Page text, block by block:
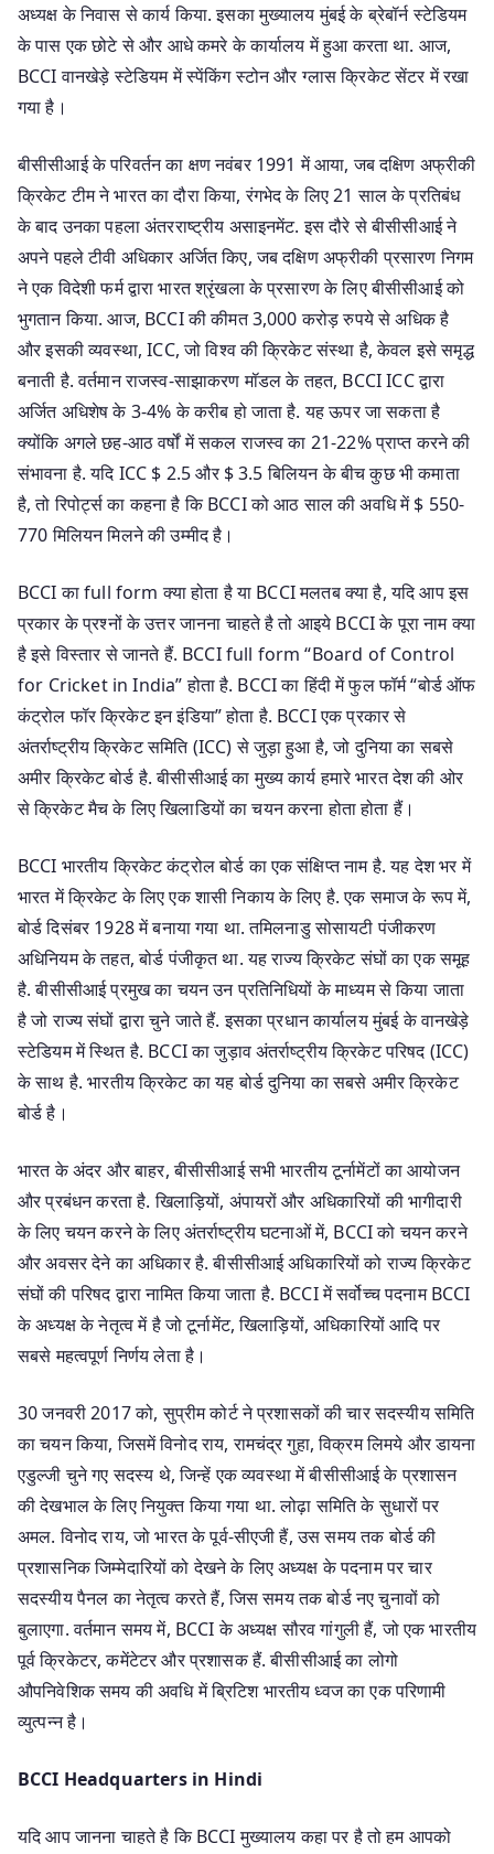
अध्यक्ष के निवास से कार्य किया. इसका मुख्यालय मुंबई के ब्रेबॉर्न स्टेडियम
के पास एक छोटे से और आधे कमरे के कार्यालय में हुआ करता था. आज,
BCCI वानखेड़े स्टेडियम में स्पेंकिंग स्टोन और ग्लास क्रिकेट सेंटर में रखा
गया है।
बीसीसीआई के परिवर्तन का क्षण नवंबर 1991 में आया, जब दक्षिण अफ्रीकी
क्रिकेट टीम ने भारत का दौरा किया, रंगभेद के लिए 21 साल के प्रतिबंध
के बाद उनका पहला अंतरराष्ट्रीय असाइनमेंट. इस दौरे से बीसीसीआई ने
अपने पहले टीवी अधिकार अर्जित किए, जब दक्षिण अफ्रीकी प्रसारण निगम
ने एक विदेशी फर्म द्वारा भारत श्रृंखला के प्रसारण के लिए बीसीसीआई को
भुगतान किया. आज, BCCI की कीमत 3,000 करोड़ रुपये से अधिक है
और इसकी व्यवस्था, ICC, जो विश्व की क्रिकेट संस्था है, केवल इसे समृद्ध
बनाती है. वर्तमान राजस्व-साझाकरण मॉडल के तहत, BCCI ICC द्वारा
अर्जित अधिशेष के 3-4% के करीब हो जाता है. यह ऊपर जा सकता है
क्योंकि अगले छह-आठ वर्षों में सकल राजस्व का 21-22% प्राप्त करने की
संभावना है. यदि ICC $ 2.5 और $ 3.5 बिलियन के बीच कुछ भी कमाता
है, तो रिपोर्ट्स का कहना है कि BCCI को आठ साल की अवधि में $ 550-
770 मिलियन मिलने की उम्मीद है।
BCCI का full form क्या होता है या BCCI मलतब क्या है, यदि आप इस
प्रकार के प्रश्नों के उत्तर जानना चाहते है तो आइये BCCI के पूरा नाम क्या
है इसे विस्तार से जानते हैं. BCCI full form “Board of Control
for Cricket in India” होता है. BCCI का हिंदी में फुल फॉर्म “बोर्ड ऑफ
कंट्रोल फॉर क्रिकेट इन इंडिया” होता है. BCCI एक प्रकार से
अंतर्राष्ट्रीय क्रिकेट समिति (ICC) से जुड़ा हुआ है, जो दुनिया का सबसे
अमीर क्रिकेट बोर्ड है. बीसीसीआई का मुख्य कार्य हमारे भारत देश की ओर
से क्रिकेट मैच के लिए खिलाडियों का चयन करना होता होता हैं।
BCCI भारतीय क्रिकेट कंट्रोल बोर्ड का एक संक्षिप्त नाम है. यह देश भर में
भारत में क्रिकेट के लिए एक शासी निकाय के लिए है. एक समाज के रूप में,
बोर्ड दिसंबर 1928 में बनाया गया था. तमिलनाडु सोसायटी पंजीकरण
अधिनियम के तहत, बोर्ड पंजीकृत था. यह राज्य क्रिकेट संघों का एक समूह
है. बीसीसीआई प्रमुख का चयन उन प्रतिनिधियों के माध्यम से किया जाता
है जो राज्य संघों द्वारा चुने जाते हैं. इसका प्रधान कार्यालय मुंबई के वानखेड़े
स्टेडियम में स्थित है. BCCI का जुड़ाव अंतर्राष्ट्रीय क्रिकेट परिषद (ICC)
के साथ है. भारतीय क्रिकेट का यह बोर्ड दुनिया का सबसे अमीर क्रिकेट
बोर्ड है।
भारत के अंदर और बाहर, बीसीसीआई सभी भारतीय टूर्नामेंटों का आयोजन
और प्रबंधन करता है. खिलाड़ियों, अंपायरों और अधिकारियों की भागीदारी
के लिए चयन करने के लिए अंतर्राष्ट्रीय घटनाओं में, BCCI को चयन करने
और अवसर देने का अधिकार है. बीसीसीआई अधिकारियों को राज्य क्रिकेट
संघों की परिषद द्वारा नामित किया जाता है. BCCI में सर्वोच्च पदनाम BCCI
के अध्यक्ष के नेतृत्व में है जो टूर्नामेंट, खिलाड़ियों, अधिकारियों आदि पर
सबसे महत्वपूर्ण निर्णय लेता है।
30 जनवरी 2017 को, सुप्रीम कोर्ट ने प्रशासकों की चार सदस्यीय समिति
का चयन किया, जिसमें विनोद राय, रामचंद्र गुहा, विक्रम लिमये और डायना
एडुल्जी चुने गए सदस्य थे, जिन्हें एक व्यवस्था में बीसीसीआई के प्रशासन
की देखभाल के लिए नियुक्त किया गया था. लोढ़ा समिति के सुधारों पर
अमल. विनोद राय, जो भारत के पूर्व-सीएजी हैं, उस समय तक बोर्ड की
प्रशासनिक जिम्मेदारियों को देखने के लिए अध्यक्ष के पदनाम पर चार
सदस्यीय पैनल का नेतृत्व करते हैं, जिस समय तक बोर्ड नए चुनावों को
बुलाएगा. वर्तमान समय में, BCCI के अध्यक्ष सौरव गांगुली हैं, जो एक भारतीय
पूर्व क्रिकेटर, कमेंटेटर और प्रशासक हैं. बीसीसीआई का लोगो
औपनिवेशिक समय की अवधि में ब्रिटिश भारतीय ध्वज का एक परिणामी
व्युत्पन्न है।
BCCI Headquarters in Hindi
यदि आप जानना चाहते है कि BCCI मुख्यालय कहा पर है तो हम आपको